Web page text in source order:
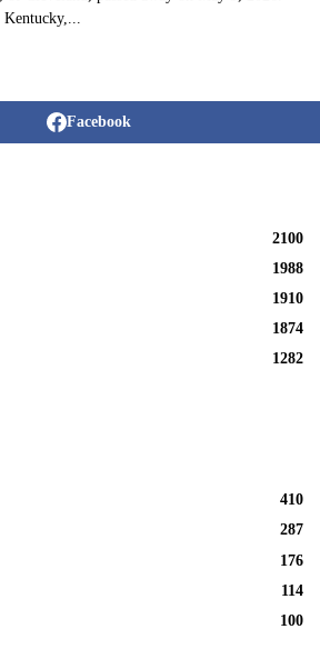
Facebook
2100
1988
1910
1874
1282
410
287
176
114
100